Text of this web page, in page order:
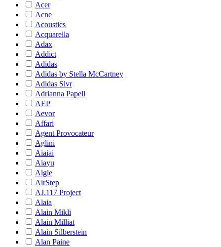
Acer
Acne
Acoustics
Acquarella
Adax
Addict
Adidas
Adidas by Stella McCartney
Adidas Slvr
Adrianna Papell
AEP
Aevor
Affari
Agent Provocateur
Aglini
Aiaiai
Aiayu
Aigle
AirStep
AJ.117 Project
Alaia
Alain Mikli
Alain Milliat
Alain Silberstein
Alan Paine